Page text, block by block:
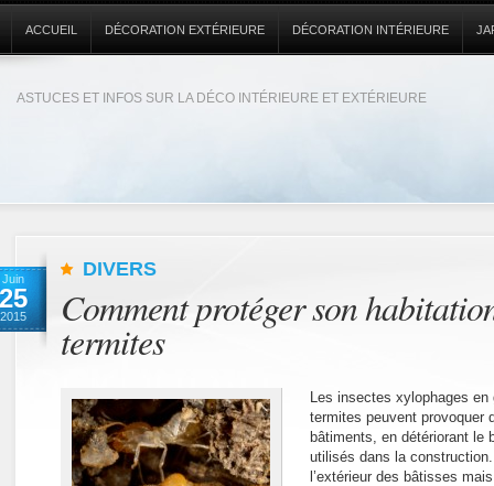
ASTUCES ET INFOS SUR LA DÉCO INTÉRIEURE ET EXTÉRIEURE
ACCUEIL DÉCORATION EXTÉRIEURE DÉCORATION INTÉRIEURE
Juin
25
2015
DIVERS
Comment protéger son
termites
Les insectes xylophages
termites peuvent provoquer
bâtiments, en détériorant le
utilisés dans la
l’extérieur des bâtisses